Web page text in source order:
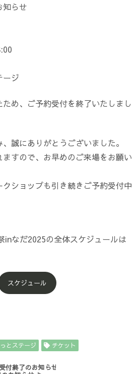
知らせ
ージ
め、ご予約受付を終了いたしまし
誠にありがとうございました。
すので、お早めのご来場をお願い
ショップも引き続きご予約受付中
inなだ2025の全体スケジュールは
スケジュール
とステージ チケット
付終了のお知らせ